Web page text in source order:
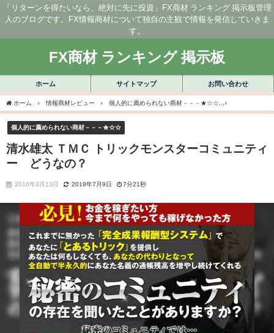
「リターンを得たいなら、絶対に先に投資」FX商材 ランキング 掲示板管理
人のブログです。FX情報商材について独自の主観で情報を発信していきま
す。
FX商材 ランキング 掲示板
ホーム サイトマップ お問い合わせ
ホーム 情報商材レビュー 個人的に薦められない商材－－－★☆☆
個人的に薦められない商材－－－★☆☆
清水雄太 ＴＭＣ トリックモンスターコミュニティ
ー どうなの？
2016年3月13日 2019年7月9日 7分21秒